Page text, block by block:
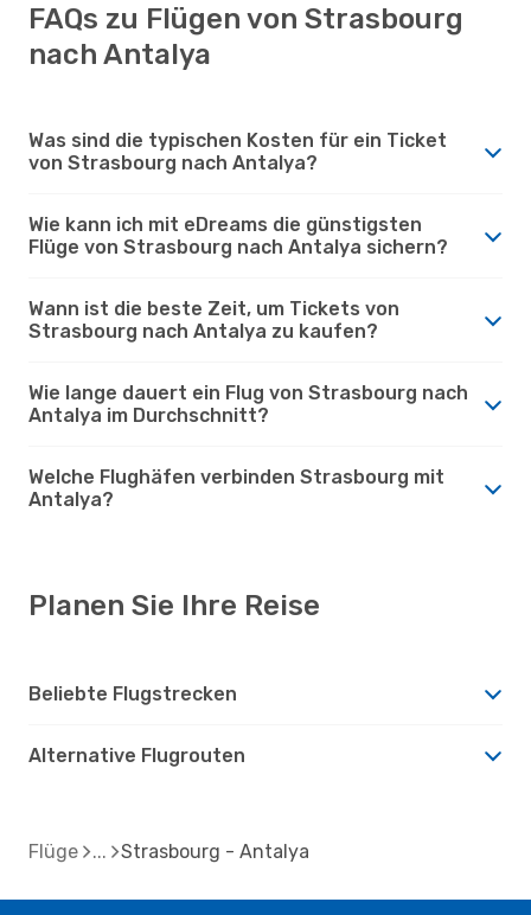
FAQs zu Flügen von Strasbourg
nach Antalya
Was sind die typischen Kosten für ein Ticket
von Strasbourg nach Antalya?
Wie kann ich mit eDreams die günstigsten
Flüge von Strasbourg nach Antalya sichern?
Wann ist die beste Zeit, um Tickets von
Strasbourg nach Antalya zu kaufen?
Wie lange dauert ein Flug von Strasbourg nach
Antalya im Durchschnitt?
Welche Flughäfen verbinden Strasbourg mit
Antalya?
Planen Sie Ihre Reise
Beliebte Flugstrecken
Alternative Flugrouten
Flüge Strasbourg - Antalya